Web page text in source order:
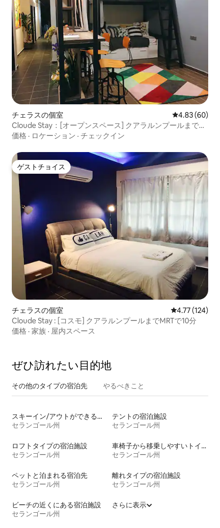
チェラスの個室 レビュー60
4.83 (60)
Cloude Stay：[オープンスペース] クアラルンプールまで
MRTで10分
価格 · ロケーション · チェックイン
ゲストチョイス
ゲストチョイス
チェラスの個室 レビュー124
4.77 (124)
Cloude Stay : [コスモ] クアラルンプールまでMRTで10分
価格 · 家族 · 屋内スペース
ぜひ訪⁠れ⁠た⁠い目⁠的⁠地
その他のタ⁠イ⁠プ⁠の宿⁠泊⁠先 やるべきこと
スキーイン/アウトができる宿泊先
セランゴール州
テントの宿泊施設
セランゴール州
ロフトタイプの宿泊施設
セランゴール州
車椅子から移乗しやすいトイレ付きの宿泊施設
セランゴール州
ペットと泊まれる宿泊先
セランゴール州
離れタイプの宿泊施設
セランゴール州
ビーチの近くにある宿泊施設
セランゴール州
さらに表示